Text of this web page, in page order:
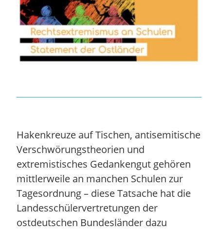
Hakenkreuze auf Tischen, antisemitische
Verschwörungstheorien und
extremistisches Gedankengut gehören
mittlerweile an manchen Schulen zur
Tagesordnung – diese Tatsache hat die
Landesschülervertretungen der
ostdeutschen Bundesländer dazu